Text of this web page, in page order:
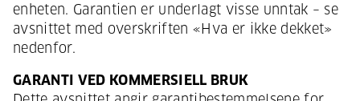
enheten. Garantien er underlagt visse unntak – se
avsnittet med overskriften «Hva er ikke dekket»
nedenfor.
GARANTI VED KOMMERSIELL BRUK